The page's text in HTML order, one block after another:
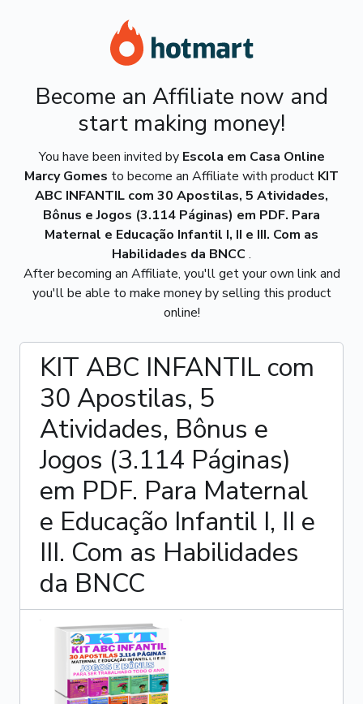
Become an Affiliate now and
start making money!
You have been invited by Escola em Casa Online
Marcy Gomes to become an Affiliate with product KIT
ABC INFANTIL com 30 Apostilas, 5 Atividades,
Bônus e Jogos (3.114 Páginas) em PDF. Para
Maternal e Educação Infantil I, II e III. Com as
Habilidades da BNCC.
After becoming an Affiliate, you'll get your own link and
you'll be able to make money by selling this product
online!
KIT ABC INFANTIL com
30 Apostilas, 5
Atividades, Bônus e
Jogos (3.114 Páginas)
em PDF. Para Maternal
e Educação Infantil I, II e
III. Com as Habilidades
da BNCC